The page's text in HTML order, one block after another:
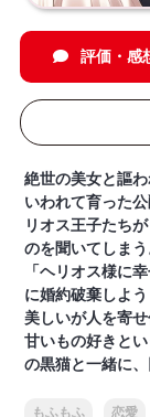
評価・感
絶世の美女と謳
いわれて育った
リオス王子たち
のを聞いてしまう
「ヘリオス様に
に婚約破棄しよう
美しいが人を寄
甘いもの好きと
の黒猫と一緒に
もふもふ 恋愛